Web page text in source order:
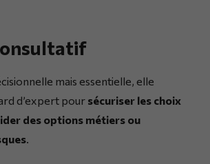
mais essentielle, elle
d’expert pour sécuriser les choix
des options métiers ou
.